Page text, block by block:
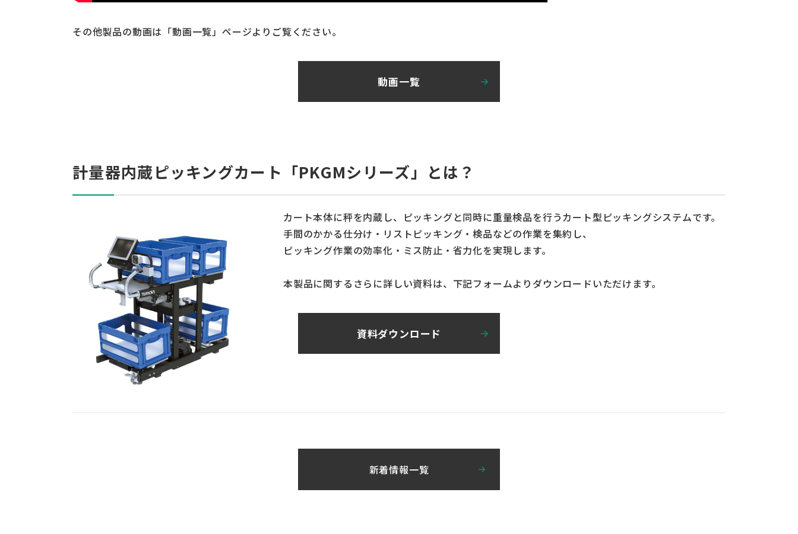
その他製品の動画は「動画一覧」ページよりご覧ください。
動画一覧
計量器内蔵ピッキングカート「PKGMシリーズ」とは？
カート本体に秤を内蔵し、ピッキングと同時に重量検品を行うカート型ピッキングシステムです。
手間のかかる仕分け・リストピッキング・検品などの作業を集約し、
ピッキング作業の効率化・ミス防止・省力化を実現します。
本製品に関するさらに詳しい資料は、下記フォームよりダウンロードいただけます。
資料ダウンロード
新着情報一覧